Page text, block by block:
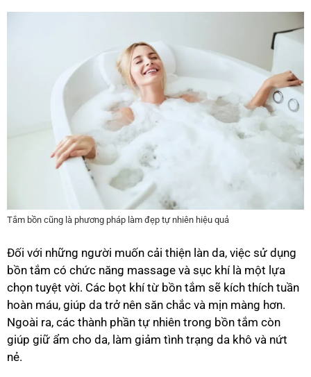
Tắm bồn cũng là phương pháp làm đẹp tự nhiên hiệu quả
Đối với những người muốn cải thiện làn da, việc sử dụng
bồn tắm có chức năng massage và sục khí là một lựa
chọn tuyệt vời. Các bọt khí từ bồn tắm sẽ kích thích tuần
hoàn máu, giúp da trở nên săn chắc và mịn màng hơn.
Ngoài ra, các thành phần tự nhiên trong bồn tắm còn
giúp giữ ẩm cho da, làm giảm tình trạng da khô và nứt
nẻ.